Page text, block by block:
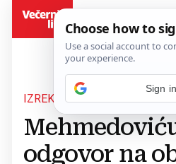
IZREKAO SVAŠTA
odgovor na
Sign